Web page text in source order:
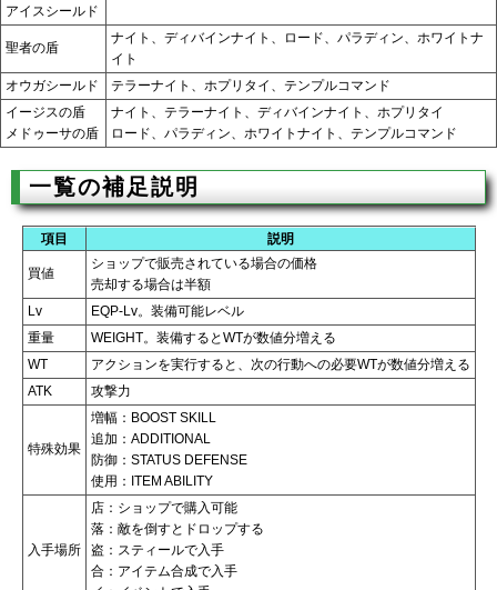
アイスシールド
聖者の盾
ナイト、ディバインナイト、ロード、パラディン、ホワイトナ
イト
オウガシールド
テラーナイト、ホプリタイ、テンプルコマンド
イージスの盾
メドゥーサの盾
ナイト、テラーナイト、ディバインナイト、ホプリタイ
ロード、パラディン、ホワイトナイト、テンプルコマンド
一覧の補足説明
項目 説明
買値
ショップで販売されている場合の価格
売却する場合は半額
Lv
EQP-Lv。装備可能レベル
重量
WEIGHT。装備するとWTが数値分増える
WT
アクションを実行すると、次の行動への必要WTが数値分増える
ATK
攻撃力
特殊効果
増幅：BOOST SKILL
追加：ADDITIONAL
防御：STATUS DEFENSE
使用：ITEM ABILITY
入手場所
店：ショップで購入可能
落：敵を倒すとドロップする
盗：スティールで入手
合：アイテム合成で入手